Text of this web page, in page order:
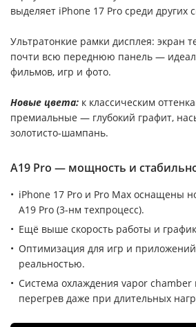
выделяет iPhone 17 Pro среди других
Ультратонкие рамки дисплея: экран
почти всю переднюю панель —
фильмов, игр и фото.
Новые цвета: к классическим
премиальные — глубокий графит,
золотисто-шампань.
A19 Pro — мощность и
iPhone 17 Pro и Pro Max оснащены
A19 Pro (3-нм техпроцесс).
Ещё выше скорость работы и
Оптимизация для игр и
реальностью.
Система охлаждения vapor
перегрев даже при длительных